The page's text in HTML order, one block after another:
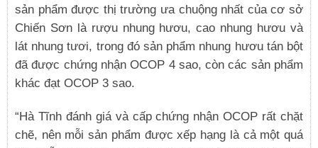
sản phẩm được thị trường ưa chuộng nhất của cơ sở
Chiến Sơn là rượu nhung hươu, cao nhung hươu và
lát nhung tươi, trong đó sản phẩm nhung hươu tán bột
đã được chứng nhận OCOP 4 sao, còn các sản phẩm
khác đạt OCOP 3 sao.
“Hà Tĩnh đánh giá và cấp chứng nhận OCOP rất chặt
chẽ, nên mỗi sản phẩm được xếp hạng là cả một quá